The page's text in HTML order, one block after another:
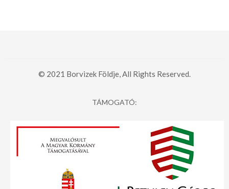
© 2021 Borvizek Földje, All Rights Reserved.
TÁMOGATÓ: